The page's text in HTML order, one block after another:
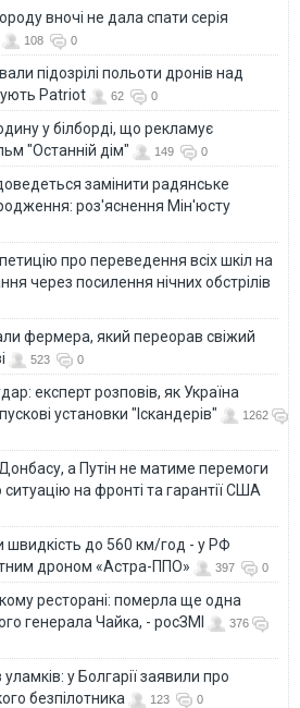
вночі не дала спати серія
108 0
підозрілі польоти дронів над
Patriot
62 0
у білборді, що рекламує
"Останній дім"
149 0
замінити радянське
роз'яснення Мін'юсту
про переведення всіх шкіл на
через посилення нічних обстрілів
фермера, який переорав свіжий
523 0
експерт розповів, як Україна
установки "Іскандерів"
1262
Донбасу, а Путін не матиме перемоги
на фронті та гарантії США
швидкість до 560 км/год - у РФ
дроном «Астра-ППО»
397 0
ресторані: померла ще одна
генерала Чайка, - росЗМІ
376
у Болгарії заявили про
безпілотника
123 0